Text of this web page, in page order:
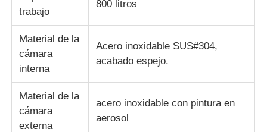
trabajo
800 litros
Material de la
cámara
interna
Acero inoxidable SUS#304,
acabado espejo.
Material de la
cámara
externa
acero inoxidable con pintura en
aerosol